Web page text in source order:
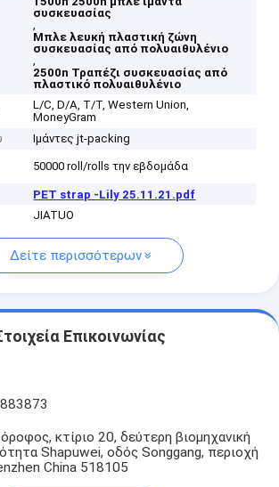
συσκευασίας
,
Μπλε λευκή πλαστική ζώνη
συσκευασίας από πολυαιθυλένιο
,
2500n Τραπέζι συσκευασίας από
πλαστικό πολυαιθυλένιο
L/C, D/A, T/T, Western Union,
MoneyGram
Ιμάντες jt-packing
50000 roll/rolls την εβδομάδα
PET strap -Lily 25.11.21.pdf
JIATUO
Δείτε περισσότερων
Επικοινωνίας
κτίριο 20, δεύτερη βιομηχανική
Shapuwei, οδός Songgang, περιοχή
China 518105